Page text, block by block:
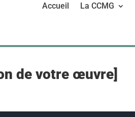
Accueil La CCMG
de votre œuvre]